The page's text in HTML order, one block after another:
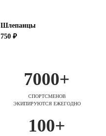
Шлепанцы
750 ₽
7000+
СПОРТСМЕНОВ
ЭКИПИРУЮТСЯ ЕЖЕГОДНО
100+